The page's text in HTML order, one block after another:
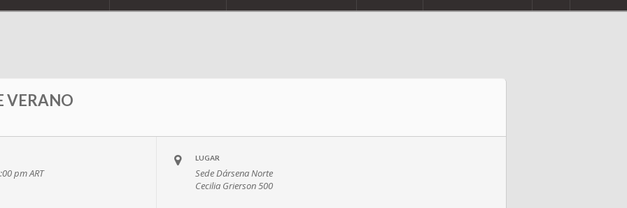
VERANO
pmART
LUGAR
Sede Dársena Norte
Cecilia Grierson 500